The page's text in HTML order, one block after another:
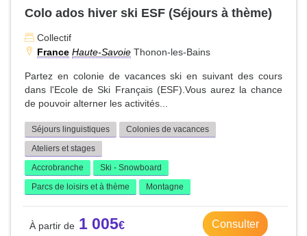
Colo ados hiver ski ESF (Séjours à thème)
Collectif
France Haute-Savoie Thonon-les-Bains
Partez en colonie de vacances ski en suivant des cours
dans l'Ecole de Ski Français (ESF).Vous aurez la chance
de pouvoir alterner les activités...
Séjours linguistiques
Colonies de vacances
Ateliers et stages
Accrobranche
Ski - Snowboard
Parcs de loisirs et à thème
Montagne
1 005 Consulter